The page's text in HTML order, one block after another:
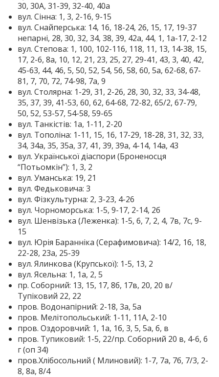
30, 30А, 31-39, 32-40, 40а
вул. Сінна: 1, 3, 2-16, 9-15
вул. Снайперська: 14, 16, 18-24, 26, 15, 17, 19-37
непарні, 28, 30, 32, 34, 38, 39, 42а, 44, 1, 1а-17, 2-12
вул. Степова: 1, 100, 102-116, 118, 11, 13, 14-38, 15,
17, 2-6, 8а, 10, 12, 21, 23, 25, 27, 29-41, 43, 3, 40, 42,
45-63, 44, 46, 5, 50, 52, 54, 56, 58, 60, 5а, 62-68, 67-
81, 7, 70, 72, 74-98, 7а, 9
вул. Столярна: 1-29, 31, 2-26, 28, 30, 32, 33, 34-48,
35, 37, 39, 41-53, 60, 62, 64-68, 72-82, 65/2, 67-79,
50, 52, 53-57, 54-58, 59-65
вул. Танкістів: 1а, 1-11, 2-20
вул. Тополіна: 1-11, 15, 16, 17-29, 18-28, 31, 32, 33,
34, 34а, 35, 35а, 37, 41, 39, 39а, 4-14, 14а, 43
вул. Української діаспори (Броненосця
“Потьомкін”): 1, 3, 2
вул. Уманська: 19, 21
вул. Федьковича: 3
вул. Фізкультурна: 2, 3-23, 4-26
вул. Чорноморська: 1-5, 9-17, 2-14, 2б
вул. Шенвізька (Леженка): 1-5, 6, 7, 2, 4, 7в, 7с, 9-
15
вул. Юрія Баранніка (Серафимовича): 14/2, 16, 18,
22-28, 23а, 25-39
вул. Ялинкова (Крупської): 1-5, 13, 2
вул. Ясельна: 1, 1а, 2, 5
пр. Соборний: 13, 15, 17, 8б, 17в, 20, 20 в/
Тупіковий 22, 22
пров. Водонапірний: 2-18, 3а, 5а
пров. Мелітопольський: 1-11, 11A, 2-10
пров. Оздоровчий: 1, 1а, 1б, 3, 5, 5а, б, в
пров. Тупиковий: 1-5, 22/пр. Соборний 20 в, 4-6, 6
г (оп 34)
пров.Хлібосольний ( Млиновий): 1-7, 7а, 7б, 7/3, 2-
8, 8а, 8/4